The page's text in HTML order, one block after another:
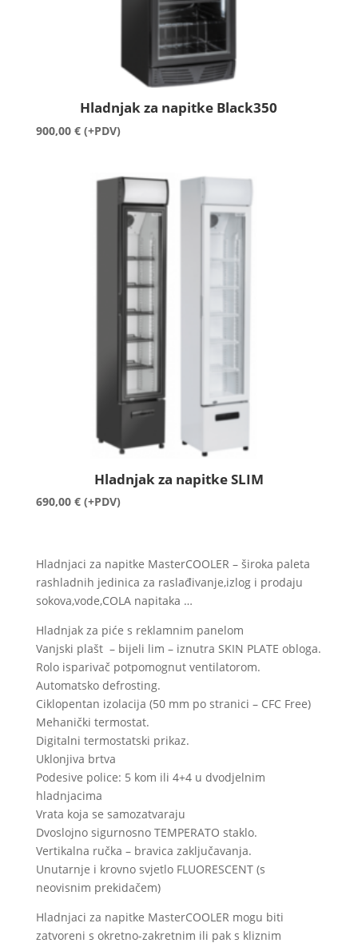
Hladnjak za napitke Black350
900,00 € (+PDV)
Hladnjak za napitke SLIM
690,00 € (+PDV)
Hladnjaci za napitke MasterCOOLER – široka paleta
rashladnih jedinica za raslađivanje,izlog i prodaju
sokova,vode,COLA napitaka …
Hladnjak za piće s reklamnim panelom
Vanjski plašt – bijeli lim – iznutra SKIN PLATE obloga.
Rolo isparivač potpomognut ventilatorom.
Automatsko defrosting.
Ciklopentan izolacija (50 mm po stranici – CFC Free)
Mehanički termostat.
Digitalni termostatski prikaz.
Uklonjiva brtva
Podesive police: 5 kom ili 4+4 u dvodjelnim
hladnjacima
Vrata koja se samozatvaraju
Dvoslojno sigurnosno TEMPERATO staklo.
Vertikalna ručka – bravica zaključavanja.
Unutarnje i krovno svjetlo FLUORESCENT (s
neovisnim prekidačem)
Hladnjaci za napitke MasterCOOLER mogu biti
zatvoreni s okretno-zakretnim ili pak s kliznim